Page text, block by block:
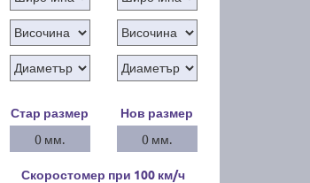
Стар размер
0 мм.
Нов размер
0 мм.
Скоростомер при 100 км/ч